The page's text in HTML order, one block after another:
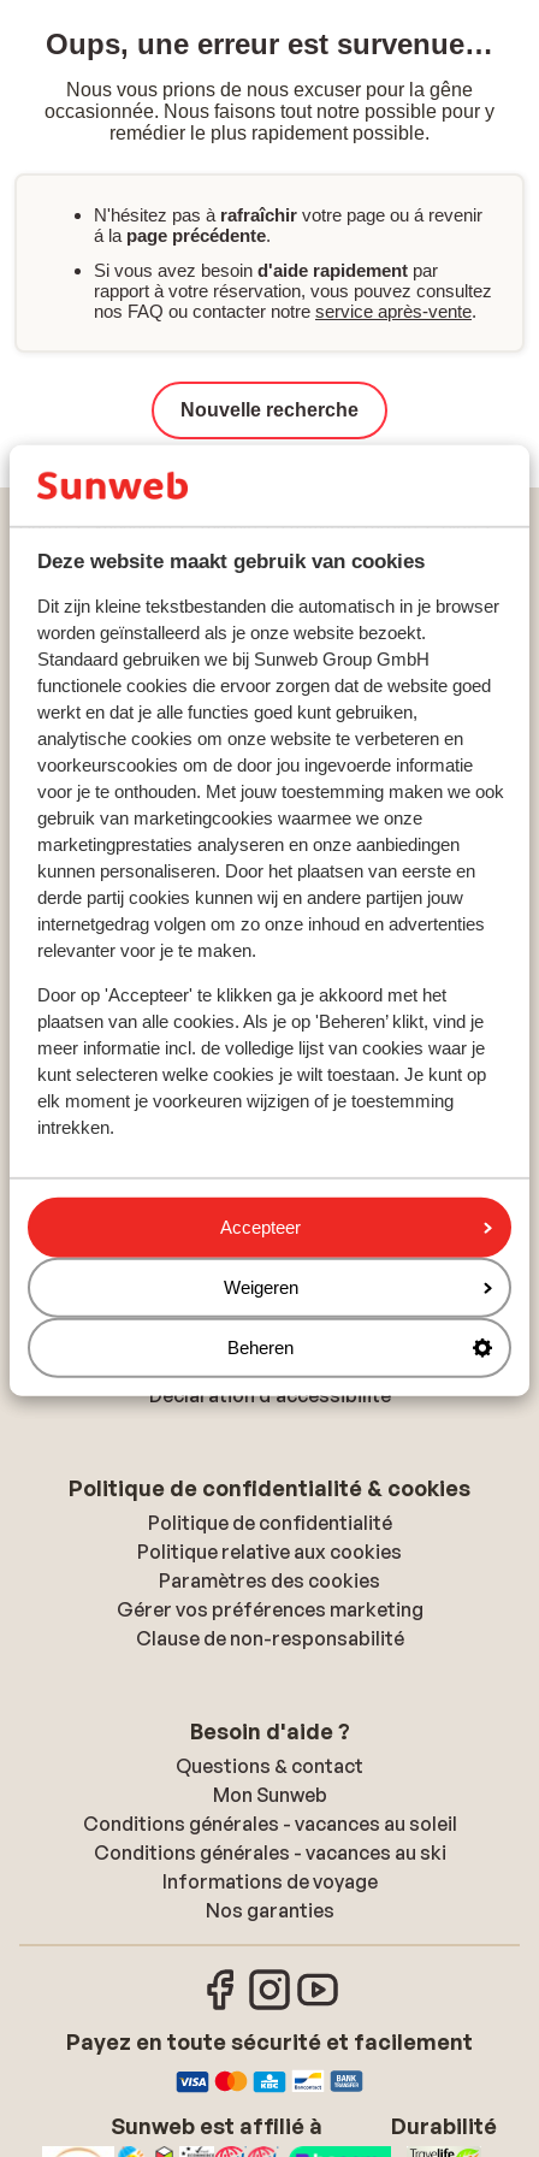
Deze website maakt gebruik van cookies
Dit zijn kleine tekstbestanden die automatisch in je browser
worden geïnstalleerd als je onze website bezoekt.
Standaard gebruiken we bij Sunweb Group GmbH
functionele cookies die ervoor zorgen dat de website goed
werkt en dat je alle functies goed kunt gebruiken,
analytische cookies om onze website te verbeteren en
voorkeurscookies om de door jou ingevoerde informatie
voor je te onthouden. Met jouw toestemming maken we ook
gebruik van marketingcookies waarmee we onze
marketingprestaties analyseren en onze aanbiedingen
kunnen personaliseren. Door het plaatsen van eerste en
derde partij cookies kunnen wij en andere partijen jouw
internetgedrag volgen om zo onze inhoud en advertenties
relevanter voor je te maken.
Door op 'Accepteer' te klikken ga je akkoord met het
plaatsen van alle cookies. Als je op 'Beheren’ klikt, vind je
meer informatie incl. de volledige lijst van cookies waar je
kunt selecteren welke cookies je wilt toestaan. Je kunt op
elk moment je voorkeuren wijzigen of je toestemming
intrekken.
Accepteer
Weigeren
Beheren
Oups, une erreur est survenue…
Nous vous prions de nous excuser pour la gêne
occasionnée. Nous faisons tout notre possible pour y
remédier le plus rapidement possible.
N'hésitez pas à rafraîchir votre page ou á revenir
á la page précédente.
Si vous avez besoin d'aide rapidement par
rapport à votre réservation, vous pouvez consultez
nos FAQ ou contacter notre service après-vente.
Nouvelle recherche
Home Vacances Turquie La Riviera Turque
Side
Arcanus Hôtels Sorgun
Pays populaires
Espagne
Grèce
Égypte
Régions populaires
Crète
Mer Rouge
Destinations populaires
Hurghada
À propos de Sunweb
À propos de Sunweb
Tourisme responsable
Offres d'emploi
Déclaration d'accessibilité
Politique de confidentialité & cookies
Politique de confidentialité
Politique relative aux cookies
Paramètres des cookies
Gérer vos préférences marketing
Clause de non-responsabilité
Besoin d'aide ?
Questions & contact
Mon Sunweb
Conditions générales - vacances au soleil
Conditions générales - vacances au ski
Informations de voyage
Nos garanties
Payez en toute sécurité et facilement
Sunweb est affilié à Durabilité